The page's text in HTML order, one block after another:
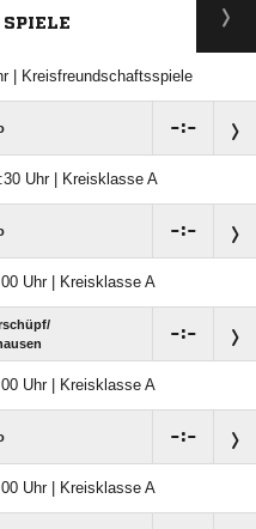
| Kreisfreundschaftsspiele
:
Uhr | Kreisklasse A
:
Uhr | Kreisklasse A
:
Uhr | Kreisklasse A
:
Uhr | Kreisklasse A